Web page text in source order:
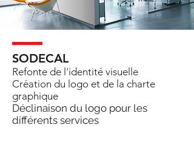
SODECAL
Refonte de l'identité visuelle
Création du logo et de la charte
graphique
Déclinaison du logo pour les
différents services